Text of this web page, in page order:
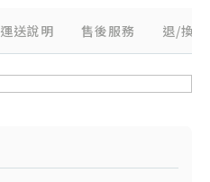
運送說明 售後服務 退/換